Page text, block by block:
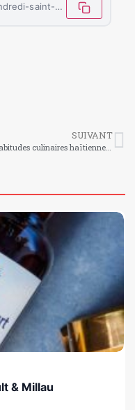
https://letemoinhaiti.com/le-vendredi-saint-qui-commemore-la-crucifixion-de-jesus-christ-est-celebre-de-differentes-manieres-a-travers-le-monde/
SUIVANT
Les habitudes culinaires haïtiennes pendant la période sainte
& Millau